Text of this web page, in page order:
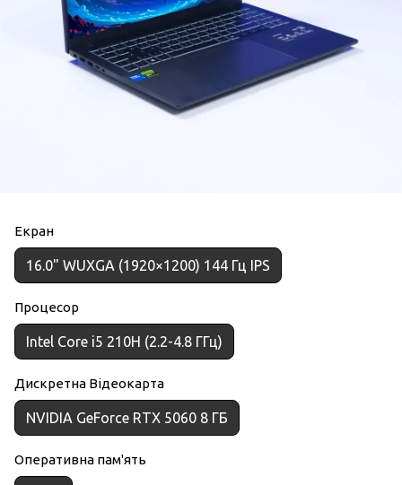
Екран
16.0" WUXGA (1920×1200) 144 Гц IPS
Процесор
Intel Core i5 210H (2.2-4.8 ГГц)
Дискретна Відеокарта
NVIDIA GeForce RTX 5060 8 ГБ
Оперативна пам'ять